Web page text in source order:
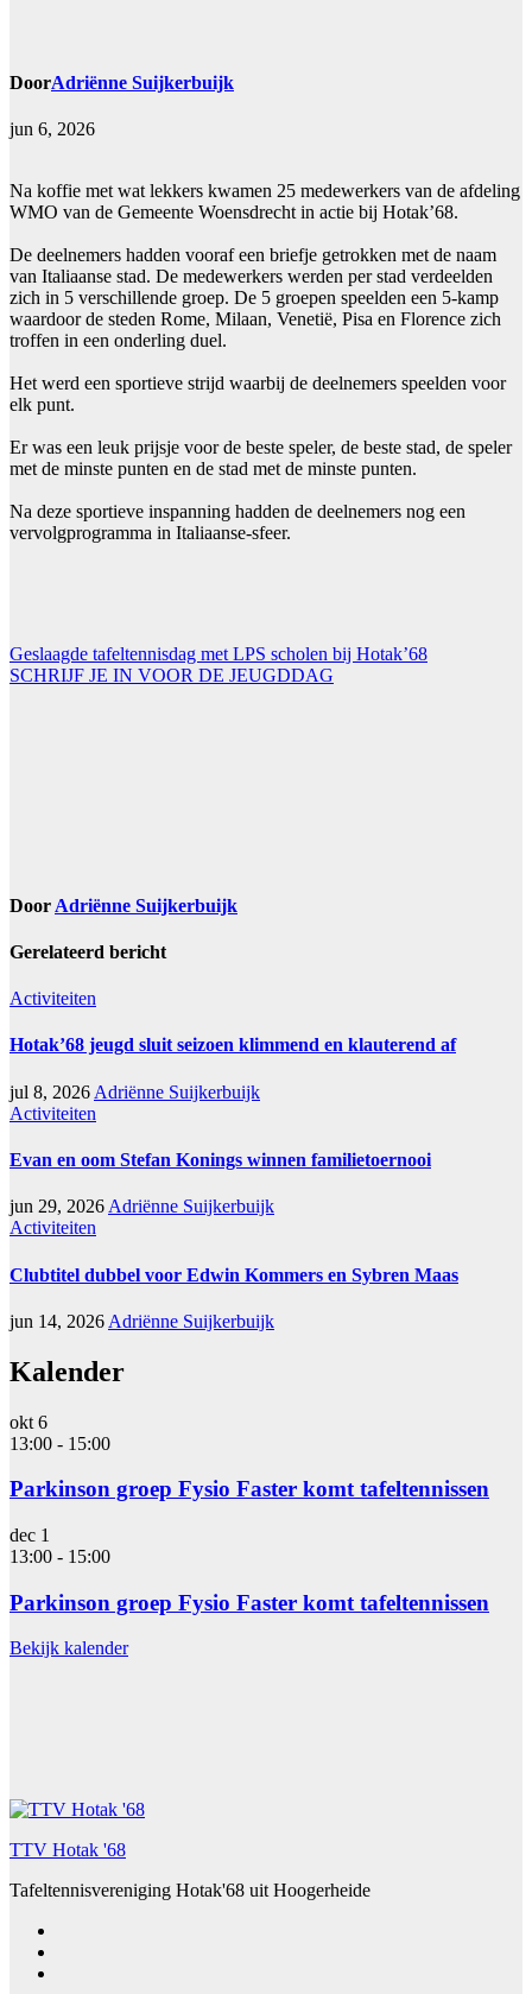
DoorAdriënne Suijkerbuijk
jun 6, 2026
Na koffie met wat lekkers kwamen 25 medewerkers van de afdeling
WMO van de Gemeente Woensdrecht in actie bij Hotak’68.
De deelnemers hadden vooraf een briefje getrokken met de naam
van Italiaanse stad. De medewerkers werden per stad verdeelden
zich in 5 verschillende groep. De 5 groepen speelden een 5-kamp
waardoor de steden Rome, Milaan, Venetië, Pisa en Florence zich
troffen in een onderling duel.
Het werd een sportieve strijd waarbij de deelnemers speelden voor
elk punt.
Er was een leuk prijsje voor de beste speler, de beste stad, de speler
met de minste punten en de stad met de minste punten.
Na deze sportieve inspanning hadden de deelnemers nog een
vervolgprogramma in Italiaanse-sfeer.
Bericht
navigatie
Geslaagde tafeltennisdag met LPS scholen bij Hotak’68
SCHRIJF JE IN VOOR DE JEUGDDAG
Door Adriënne Suijkerbuijk
Gerelateerd bericht
Activiteiten
Hotak’68 jeugd sluit seizoen klimmend en klauterend af
jul 8, 2026 Adriënne Suijkerbuijk
Activiteiten
Evan en oom Stefan Konings winnen familietoernooi
jun 29, 2026 Adriënne Suijkerbuijk
Activiteiten
Clubtitel dubbel voor Edwin Kommers en Sybren Maas
jun 14, 2026 Adriënne Suijkerbuijk
Kalender
okt 6
13:00 - 15:00
Parkinson groep Fysio Faster komt tafeltennissen
dec 1
13:00 - 15:00
Parkinson groep Fysio Faster komt tafeltennissen
Bekijk kalender
TTV Hotak '68
Tafeltennisvereniging Hotak'68 uit Hoogerheide